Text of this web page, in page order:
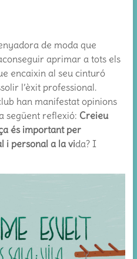
de moda que
aprimar a tots els
encaixin al seu cinturó
l’èxit professional.
han manifestat opinions
següent reflexió: Creieu
és important per
i personal a la vida? I